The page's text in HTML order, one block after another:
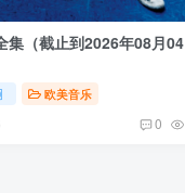
（截止到2026年08月04
欧美音乐
0